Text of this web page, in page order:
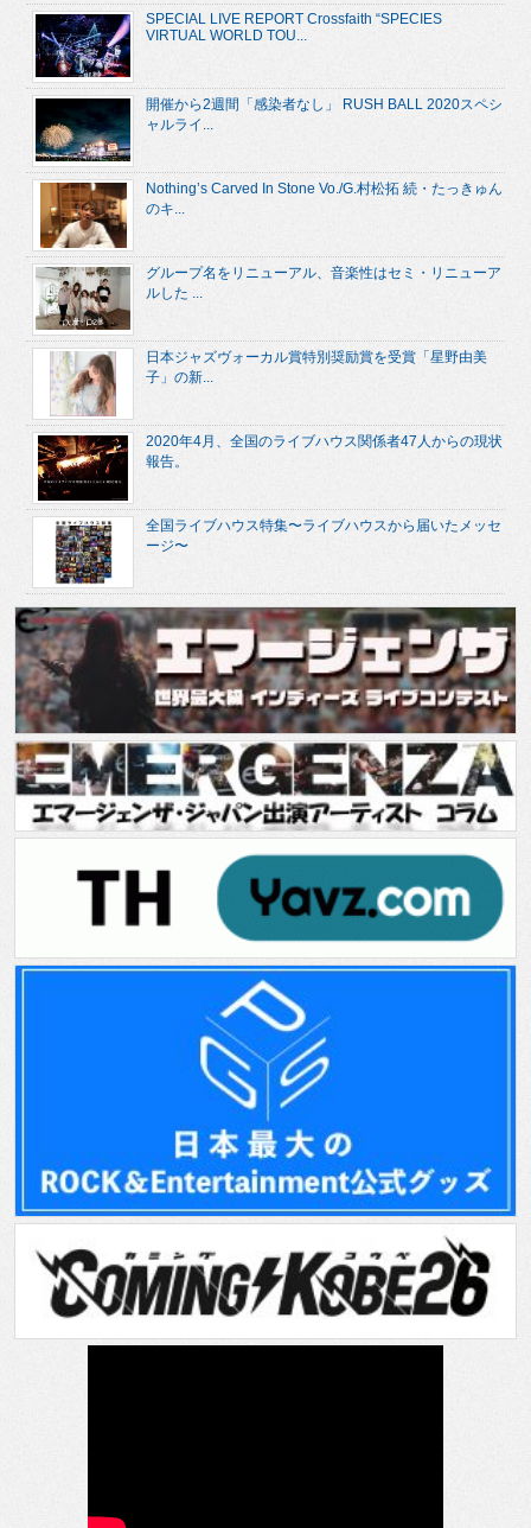
SPECIAL LIVE REPORT Crossfaith “SPECIES
VIRTUAL WORLD TOU...
開催から2週間「感染者なし」 RUSH BALL 2020スペシ
ャルライ...
Nothing’s Carved In Stone Vo./G.村松拓 続・たっきゅん
のキ...
グループ名をリニューアル、音楽性はセミ・リニューア
ルした ...
日本ジャズヴォーカル賞特別奨励賞を受賞「星野由美
子」の新...
2020年4月、全国のライブハウス関係者47人からの現状
報告。
全国ライブハウス特集〜ライブハウスから届いたメッセ
ージ〜